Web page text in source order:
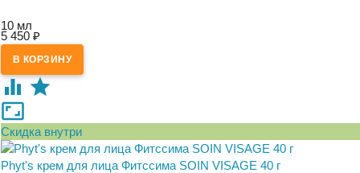
10 мл
5 450 ₽
Скидка внутри
Phyt's крем для лица Фитссима SOIN VISAGE 40 г